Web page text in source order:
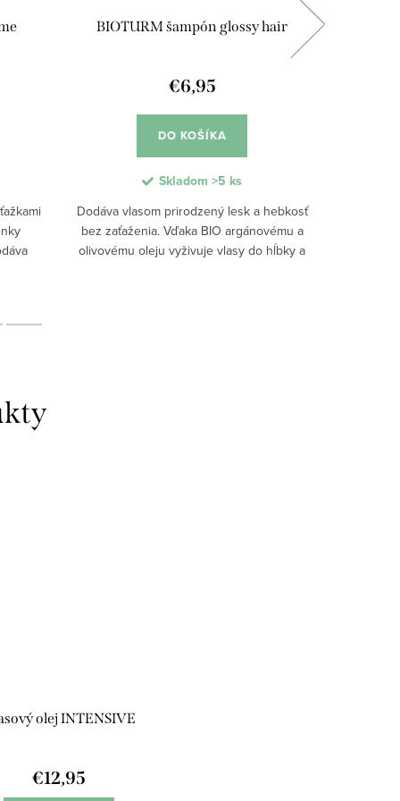
BIOTURM šampón glossy hair
€6,95
DO KOŠÍKA
Skladom >5 ks
Dodáva vlasom prirodzený lesk a hebkosť
bez zaťaženia. Vďaka BIO argánovému a
olivovému oleju vyživuje vlasy do hĺbky a
olej INTENSIVE
€12,95